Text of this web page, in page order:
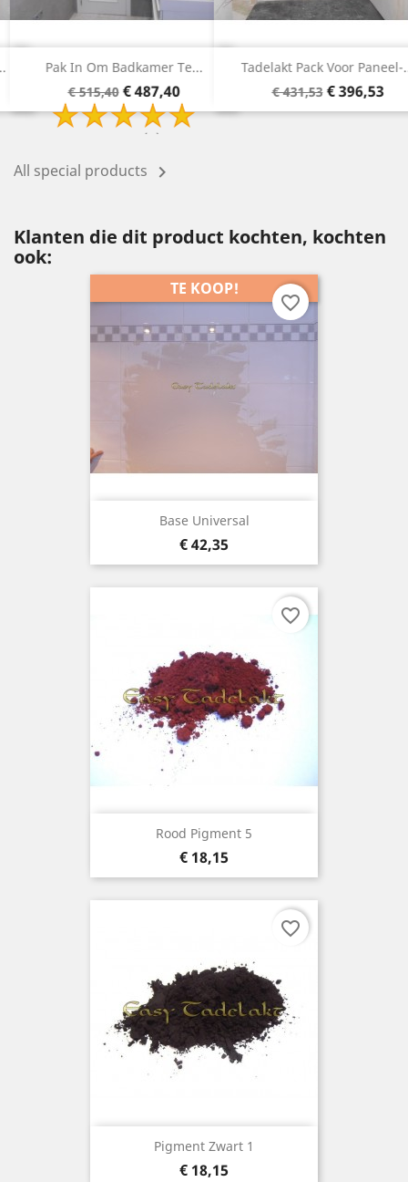
Tadelakt Pack Voor Paneel-...
Basisprijs
€ 431,53 Prijs
€ 396,53
Tadelakt Pack Om
Basisprijs
€ 340,78 Prijs
€ 315,78
All special products 
Klanten die dit product kochten, kochten
ook:
Base Universal
Prijs
€ 42,35
TE KOOP!
favorite_border
Rood Pigment 5
Prijs
€ 18,15
favorite_border
Pigment Zwart 1
Prijs
€ 18,15
favorite_border